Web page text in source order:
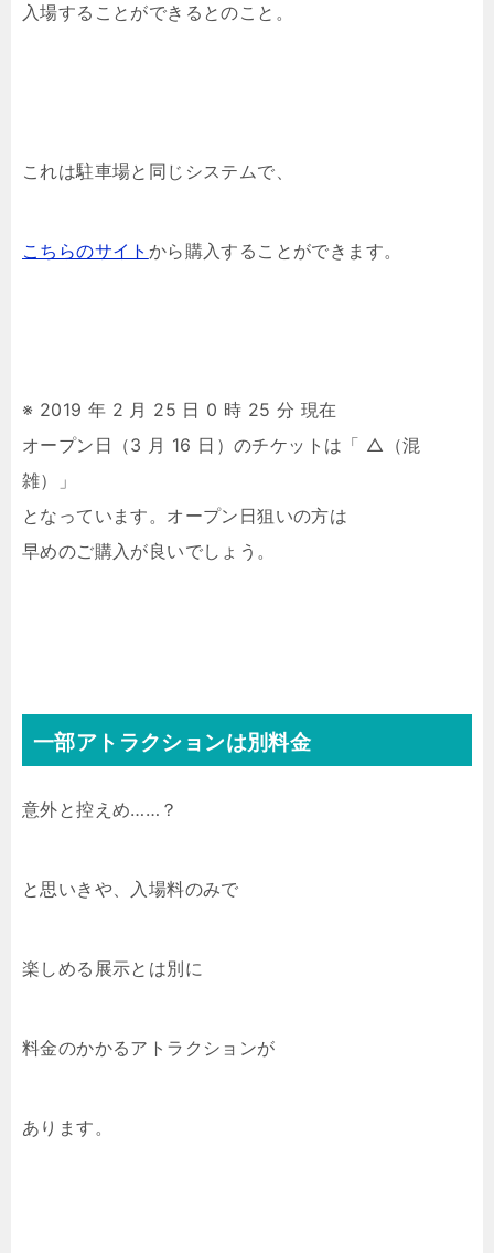
入場することができるとのこと。
これは駐車場と同じシステムで、
こちらのサイト から購入することができます。
※ 2019 年 2 月 25 日 0 時 25 分 現在
オープン日（3 月 16 日）のチケットは「 △（混
雑）」
となっています。オープン日狙いの方は
早めのご購入が良いでしょう。
一部アトラクションは別料金
意外と控えめ……？
と思いきや、入場料のみで
楽しめる展示とは別に
料金のかかるアトラクションが
あります。